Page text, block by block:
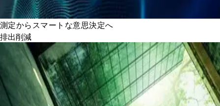
測定からスマートな意思決定へ
排出削減